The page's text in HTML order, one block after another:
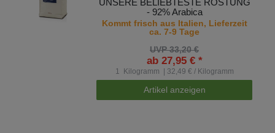
UNSERE BELIEBTESTE RÖSTUNG
- 92% Arabica
Kommt frisch aus Italien, Lieferzeit
ca. 7-9 Tage
UVP 33,20 €
ab 27,95 € *
1 Kilogramm | 32,49 € / Kilogramm
Artikel anzeigen